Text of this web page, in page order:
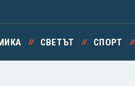
СВЕТЪТ СПОРТ